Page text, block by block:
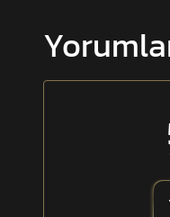
Yüksek kaliteli
Güvenli tutuş
Tüm tabanca